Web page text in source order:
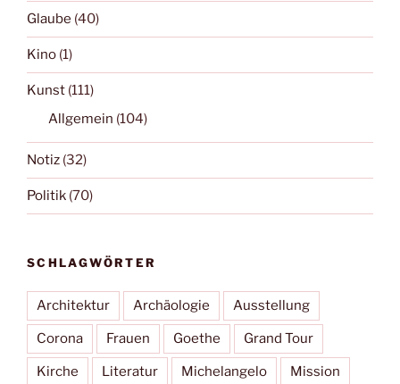
Glaube (40)
Kino (1)
Kunst (111)
Allgemein (104)
Notiz (32)
Politik (70)
SCHLAGWÖRTER
Architektur Archäologie Ausstellung
Corona Frauen Goethe Grand Tour
Kirche Literatur Michelangelo Mission